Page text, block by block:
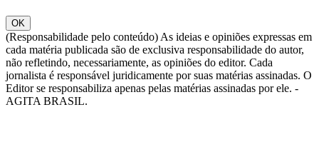
OK
(Responsabilidade pelo conteúdo) As ideias e opiniões expressas em
cada matéria publicada são de exclusiva responsabilidade do autor,
não refletindo, necessariamente, as opiniões do editor. Cada
jornalista é responsável juridicamente por suas matérias assinadas. O
Editor se responsabiliza apenas pelas matérias assinadas por ele. -
AGITA BRASIL.